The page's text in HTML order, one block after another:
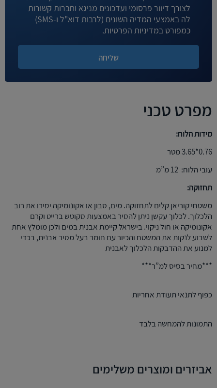
לצורך דיוור פרסומי ועדכונים מניגא וחברות קשורות
לה באמצעי המדיה השונים (לרבות דוא"ל ו-SMS)
כמפורט במדיניות הפרטיות.
מפרט טכני
מידות הלוח:
0.76*3.65 מטר
עובי הלוח: 12 מ”מ
תחזוקה:
משטחי קוריאן קלים לתחזוקה. מים, סבון או אקונומיקה יסירו את רוב
הלכלוך. לכלוך עקשן ניתן להסיר באמצעות סקוטש ברייט וקרם
אקונומיקה או חול ניקוי. בישראל קיימת אבנית במים ולכן מומלץ אחת
לשבוע לנקות את המשטח והכיור עם חומר בעל מסיר אבנית, בכדי
למנוע את ההדבקות הלכלוך לאבנית
***מחיר בסיס למ”ר***
כפוף לתנאי תעודת אחריות
התמונות להמחשה בלבד
אביזרים ומוצרים משלימים